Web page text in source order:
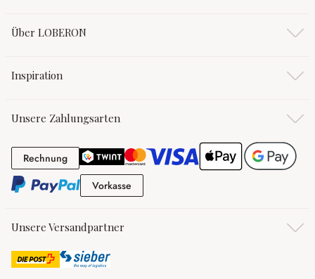
Über LOBERON
Inspiration
Unsere Zahlungsarten
RechnungRechnung
Vorkasse
Unsere Versandpartner